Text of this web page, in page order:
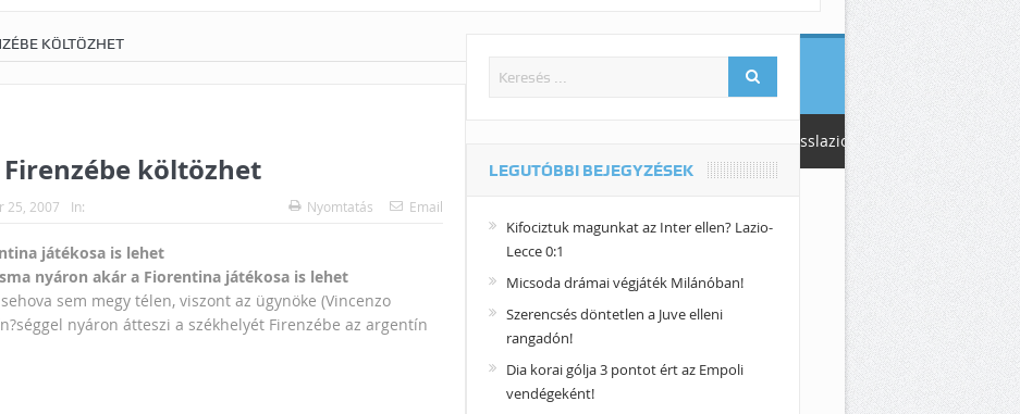
KÖLTÖZHET
költözhet
25, 2007 In: Nyomtatás Email
játékosa is lehet
nyáron akár a Fiorentina játékosa is lehet
sem megy télen, viszont az ügynöke (Vincenzo
nyáron átteszi a székhelyét Firenzébe az argentín
LEGUTÓBBI BEJEGYZÉSEK
Kifociztuk magunkat az Inter ellen? Lazio-
Lecce 0:1
Micsoda drámai végjáték Milánóban!
Szerencsés döntetlen a Juve elleni
rangadón!
Dia korai gólja 3 pontot ért az Empoli
vendégeként!
sslazio